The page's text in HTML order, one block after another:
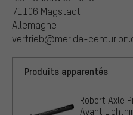
71106 Magstadt
Allemagne
vertrieb@merida-
Produits apparentés
Robert Axle
Avant